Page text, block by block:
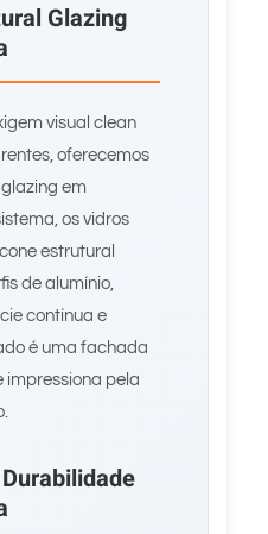
Glazing
visual clean
oferecemos
em
os vidros
estrutural
de alumínio,
contínua e
é uma fachada
impressiona pela